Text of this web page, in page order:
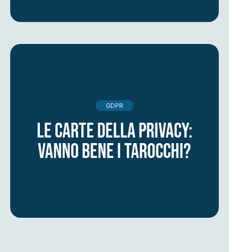
GDPR
Le carte della privacy:
vanno bene i tarocchi?